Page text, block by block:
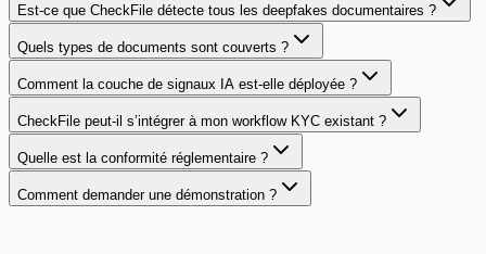
Est-ce que CheckFile détecte tous les deepfakes documentaires ?
Quels types de documents sont couverts ?
Comment la couche de signaux IA est-elle déployée ?
CheckFile peut-il s’intégrer à mon workflow KYC existant ?
Quelle est la conformité réglementaire ?
Comment demander une démonstration ?